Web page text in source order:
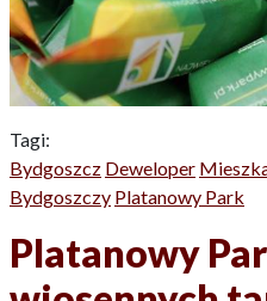
Tagi:
Bydgoszcz Deweloper
Bydgoszczy Platanowy Park
Platanowy